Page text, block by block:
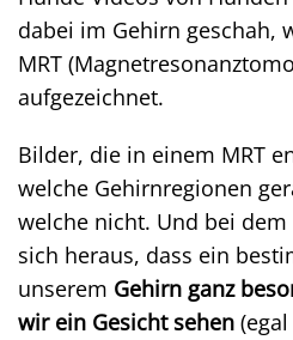
dabei im Gehirn geschah,
MRT
aufgezeichnet.
Bilder, die in einem MRT
welche Gehirnregionen
welche nicht. Und bei
sich heraus, dass ein
unserem Gehirn ganz
wir ein Gesicht sehen